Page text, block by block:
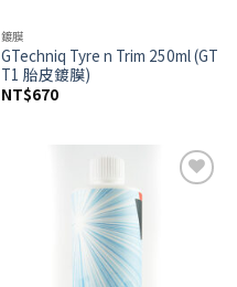
鍍膜
GTechniq Tyre n Trim 250ml (GT
T1 胎皮鍍膜)
NT$670